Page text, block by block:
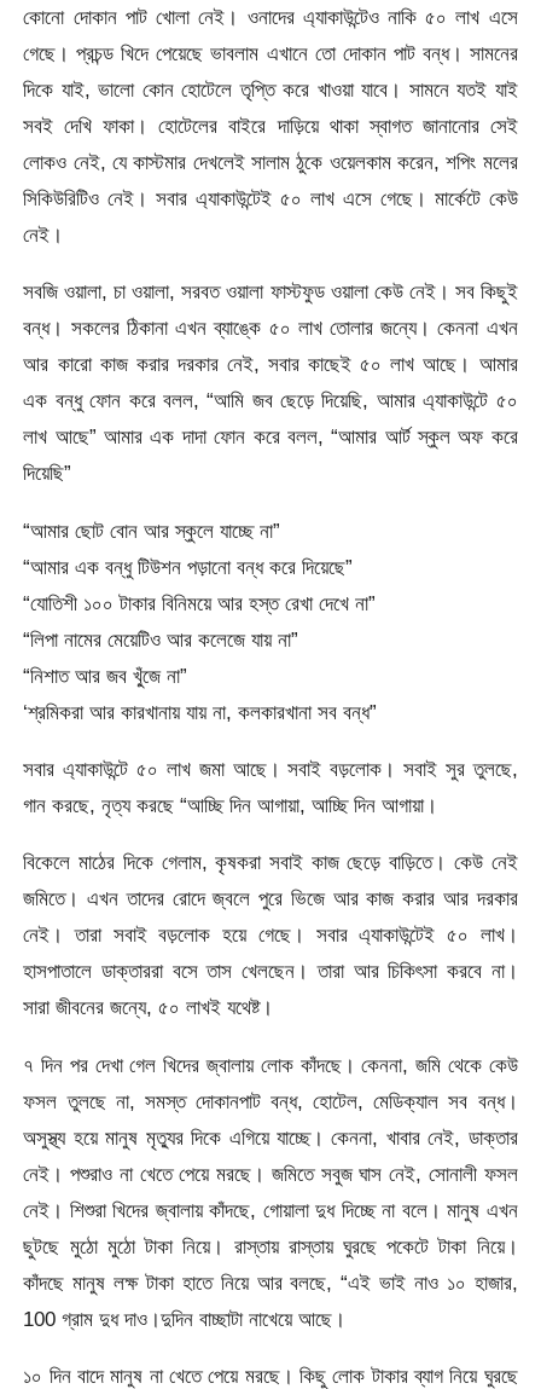
কোনো দোকান পাট খোলা নেই। ওনাদের এ্যাকাউন্টেও নাকি ৫০ লাখ এসে
গেছে। প্রচন্ড খিদে পেয়েছে ভাবলাম এখানে তো দোকান পাট বন্ধ। সামনের
দিকে যাই, ভালো কোন হোটেলে তৃপ্তি করে খাওয়া যাবে। সামনে যতই যাই
সবই দেখি ফাকা। হোটেলের বাইরে দাড়িয়ে থাকা স্বাগত জানানোর সেই
লোকও নেই, যে কাস্টমার দেখলেই সালাম ঠুকে ওয়েলকাম করেন, শপিং মলের
সিকিউরিটিও নেই। সবার এ্যাকাউন্টেই ৫০ লাখ এসে গেছে। মার্কেটে কেউ
নেই।
সবজি ওয়ালা, চা ওয়ালা, সরবত ওয়ালা ফাস্টফুড ওয়ালা কেউ নেই। সব কিছুই
বন্ধ। সকলের ঠিকানা এখন ব্যাঙ্কে ৫০ লাখ তোলার জন্যে। কেননা এখন
আর কারো কাজ করার দরকার নেই, সবার কাছেই ৫০ লাখ আছে। আমার
এক বন্ধু ফোন করে বলল, “আমি জব ছেড়ে দিয়েছি, আমার এ্যাকাউন্টে ৫০
লাখ আছে” আমার এক দাদা ফোন করে বলল, “আমার আর্ট স্কুল অফ করে
দিয়েছি”
“আমার ছোট বোন আর স্কুলে যাচ্ছে না”
“আমার এক বন্ধু টিউশন পড়ানো বন্ধ করে দিয়েছে”
“যোতিশী ১০০ টাকার বিনিময়ে আর হস্ত রেখা দেখে না”
“লিপা নামের মেয়েটিও আর কলেজে যায় না”
“নিশাত আর জব খু্ঁজে না”
‘শ্রমিকরা আর কারখানায় যায় না, কলকারখানা সব বন্ধ”
সবার এ্যাকাউন্টে ৫০ লাখ জমা আছে। সবাই বড়লোক। সবাই সুর তুলছে,
গান করছে, নৃত্য করছে “আচ্ছি দিন আগায়া, আচ্ছি দিন আগায়া।
বিকেলে মাঠের দিকে গেলাম, কৃষকরা সবাই কাজ ছেড়ে বাড়িতে। কেউ নেই
জমিতে। এখন তাদের রোদে জ্বলে পুরে ভিজে আর কাজ করার আর দরকার
নেই। তারা সবাই বড়লোক হয়ে গেছে। সবার এ্যাকাউন্টেই ৫০ লাখ।
হাসপাতালে ডাক্তাররা বসে তাস খেলছেন। তারা আর চিকিৎসা করবে না।
সারা জীবনের জন্যে, ৫০ লাখই যথেষ্ট।
৭ দিন পর দেখা গেল খিদের জ্বালায় লোক কাঁদছে। কেননা, জমি থেকে কেউ
ফসল তুলছে না, সমস্ত দোকানপাট বন্ধ, হোটেল, মেডিক্যাল সব বন্ধ।
অসুস্থ্য হয়ে মানুষ মৃত্যুর দিকে এগিয়ে যাচ্ছে। কেননা, খাবার নেই, ডাক্তার
নেই। পশুরাও না খেতে পেয়ে মরছে। জমিতে সবুজ ঘাস নেই, সোনালী ফসল
নেই। শিশুরা খিদের জ্বালায় কাঁদছে, গোয়ালা দুধ দিচ্ছে না বলে। মানুষ এখন
ছুটছে মুঠো মুঠো টাকা নিয়ে। রাস্তায় রাস্তায় ঘুরছে পকেটে টাকা নিয়ে।
কাঁদছে মানুষ লক্ষ টাকা হাতে নিয়ে আর বলছে, “এই ভাই নাও ১০ হাজার,
100 গ্রাম দুধ দাও।দুদিন বাচ্ছাটা নাখেয়ে আছে।
১০ দিন বাদে মানুষ না খেতে পেয়ে মরছে। কিছু লোক টাকার ব্যাগ নিয়ে ঘুরছে